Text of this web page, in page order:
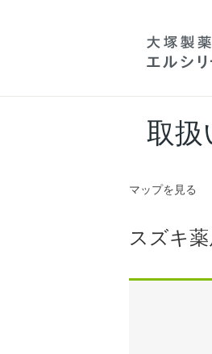
取扱
マップを見る
スズキ薬